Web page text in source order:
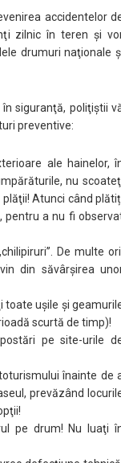
accidentelor
zilnic în teren şi
drumuri naţionale
siguranţă, poliţiştii
preventive:
ale hainelor,
nu
Atunci când
pentru a nu fi
De multe
din săvârşirea
toate uşile şi
scurtă de timp)!
pe site-urile
înainte de
prevăzând
pe drum! Nu luaţi